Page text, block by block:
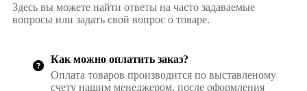
Здесь вы можете найти ответы на часто задаваемые
вопросы или задать свой вопрос о товаре.
Как можно оплатить заказ?
Оплата товаров производится по выставленому
счету нашим менеджером, после оформления